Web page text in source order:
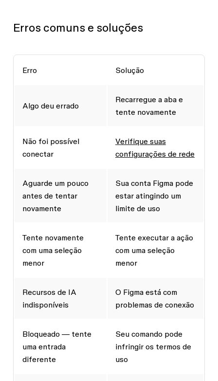
Erros comuns e soluções
Erro Solução
Algo deu errado
Recarregue a aba e
tente novamente
Não foi possível
conectar
Verifique suas
configurações de rede
Aguarde um pouco
antes de tentar
novamente
Sua conta Figma pode
estar atingindo um
limite de uso
Tente novamente
com uma seleção
menor
Tente executar a ação
com uma seleção
menor
Recursos de IA
indisponíveis
O Figma está com
problemas de conexão
Bloqueado — tente
uma entrada
diferente
Seu comando pode
infringir os termos de
uso